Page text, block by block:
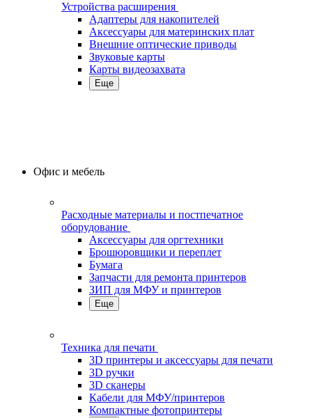
Устройства расширения
Адаптеры для накопителей
Аксессуары для материнских плат
Внешние оптические приводы
Звуковые карты
Карты видеозахвата
Еще
Офис и мебель
Расходные материалы и постпечатное
оборудование
Аксессуары для оргтехники
Брошюровщики и переплет
Бумага
Запчасти для ремонта принтеров
ЗИП для МФУ и принтеров
Еще
Техника для печати
3D принтеры и аксессуары для печати
3D ручки
3D сканеры
Кабели для МФУ/принтеров
Компактные фотопринтеры